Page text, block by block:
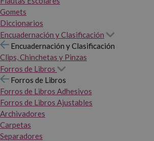
Gomets
Diccionarios
Encuadernación y Clasificación
Encuadernación y Clasificación
Clips, Chinchetas y Pinzas
Forros de Libros
Forros de Libros
Forros de Libros Adhesivos
Forros de Libros Ajustables
Archivadores
Carpetas
Separadores